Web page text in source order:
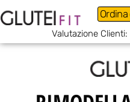
Ordina
Valutazione